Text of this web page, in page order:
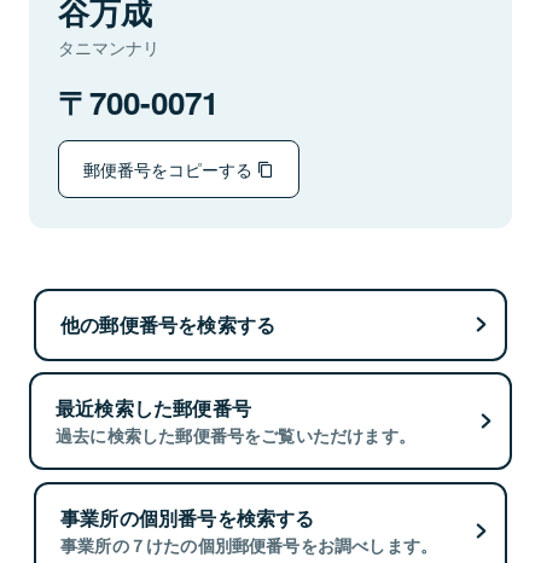
谷万成
タニマンナリ
700-0071
郵便番号をコピーする
他の郵便番号を検索する
最近検索した郵便番号
過去に検索した郵便番号をご覧いただけます。
事業所の個別番号を検索する
事業所の７けたの個別郵便番号をお調べします。